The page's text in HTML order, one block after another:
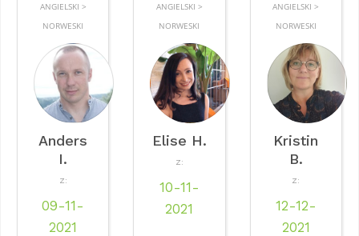
ANGIELSKI >
NORWESKI
Anders
I.
Z:
09-11-
2021
ANGIELSKI >
NORWESKI
Elise H.
Z:
10-11-
2021
ANGIELSKI >
NORWESKI
Kristin
B.
Z:
12-12-
2021